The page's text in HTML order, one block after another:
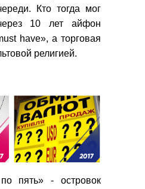
Кто тогда мог
10 лет айфон
have», а торговая
религией.
пять» - островок